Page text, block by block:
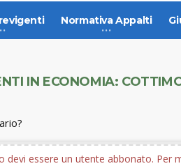
Normativa Appalti
IN ECONOMIA:
devi essere un utente abbonato. Per